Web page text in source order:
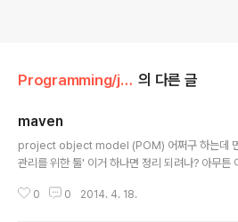
Programming/jsp 의 다른 글
maven
project object model (POM) 어쩌구 하는데 먼
관리를 위한 툴' 이거 하나면 정리 되려나? 아무튼
등의 역활을 하는 것으로 보인다. Maven's
0 0 2014. 4. 18.